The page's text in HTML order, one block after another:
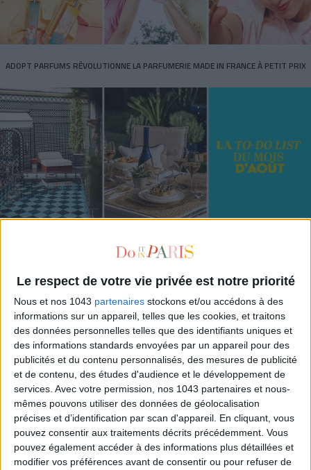
Le respect de votre vie privée est notre priorité
Nous et nos 1043 partenaires stockons et/ou accédons à des
informations sur un appareil, telles que les cookies, et traitons
des données personnelles telles que des identifiants uniques et
des informations standards envoyées par un appareil pour des
publicités et du contenu personnalisés, des mesures de publicité
et de contenu, des études d'audience et le développement de
services. Avec votre permission, nos 1043 partenaires et nous-
mêmes pouvons utiliser des données de géolocalisation
précises et d’identification par scan d'appareil. En cliquant, vous
pouvez consentir aux traitements décrits précédemment. Vous
pouvez également accéder à des informations plus détaillées et
modifier vos préférences avant de consentir ou pour refuser de
ADOPT PARFUMS RÉVOLUTIONNE LA PARFUMERIE MADE IN FRANCE À PETIT PRIX
TOUT CE QUE VOUS DEVEZ FAIRE À PARIS EN AOÛT
LES SPF 50 QUI DONNENT ENVIE DE SE TARTINER